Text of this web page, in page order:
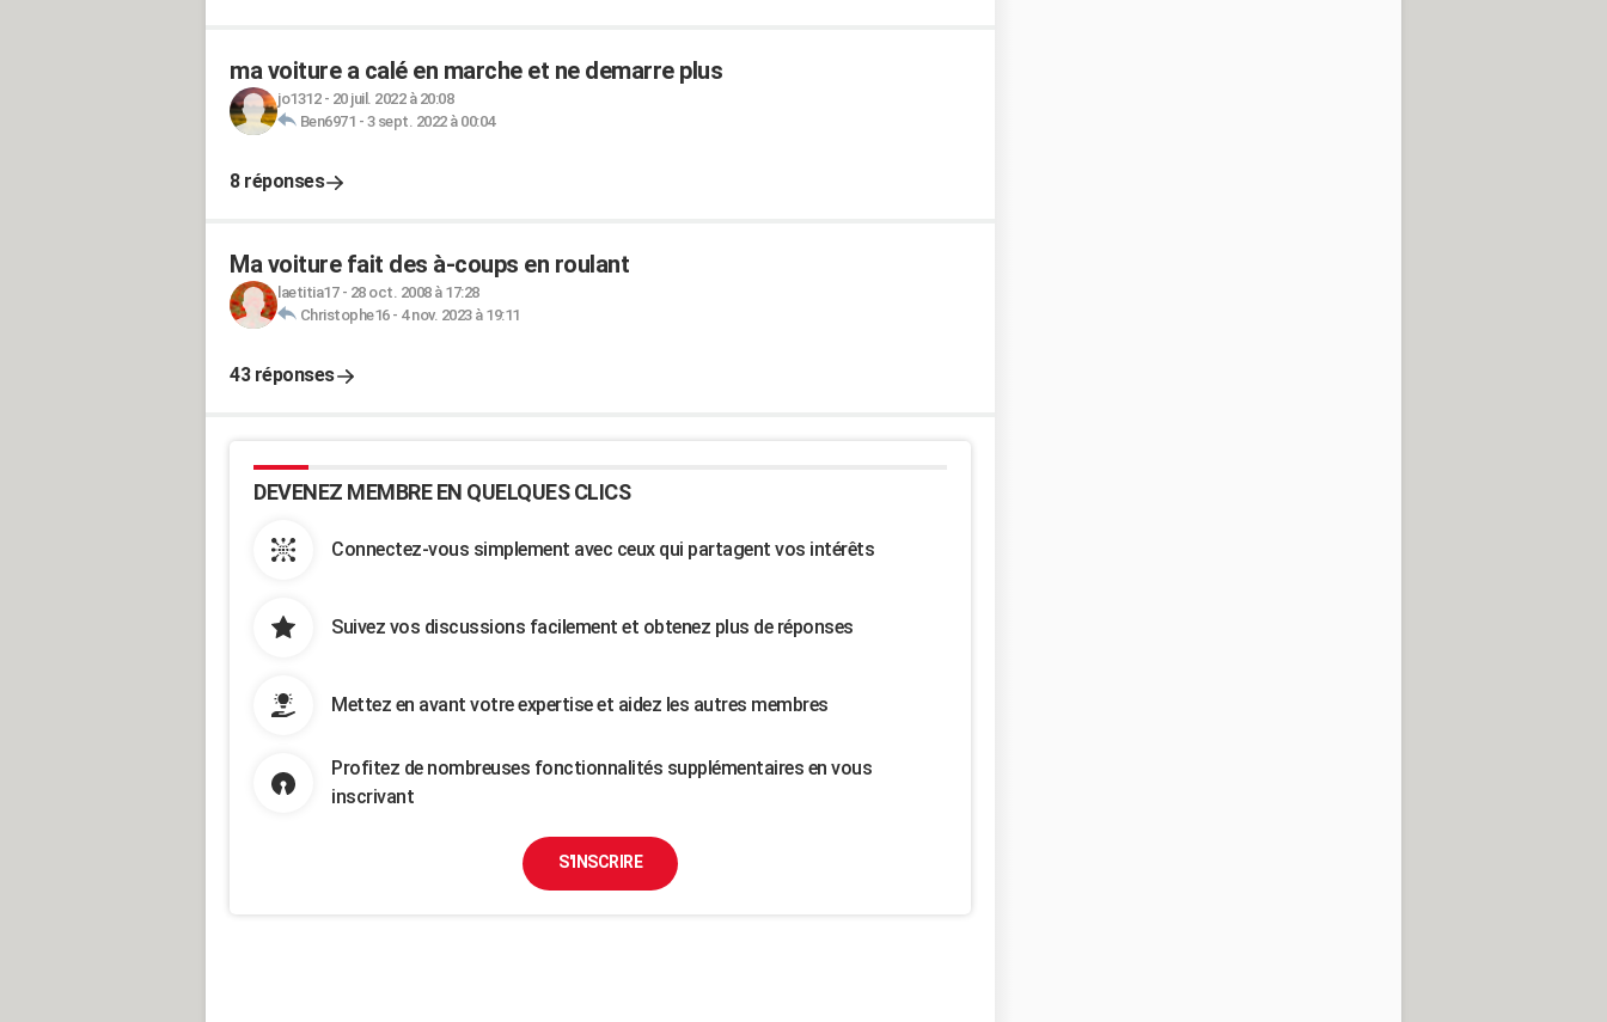
ma voiture a calé en marche et ne demarre plus
jo1312- 20 juil. 2022 à 20:08
Ben6971 - 3 sept. 2022 à 00:04
8 réponses
Ma voiture fait des à-coups en roulant
laetitia17- 28 oct. 2008 à 17:28
Christophe16- 4 nov. 2023 à 19:11
43 réponses
DEVENEZ MEMBRE EN QUELQUES CLICS
Connectez-vous simplement avec ceux qui partagent vos intérêts
Suivez vos discussions facilement et obtenez plus de réponses
Mettez en avant votre expertise et aidez les autres membres
Profitez de nombreuses fonctionnalités supplémentaires en vous
inscrivant
S'INSCRIRE